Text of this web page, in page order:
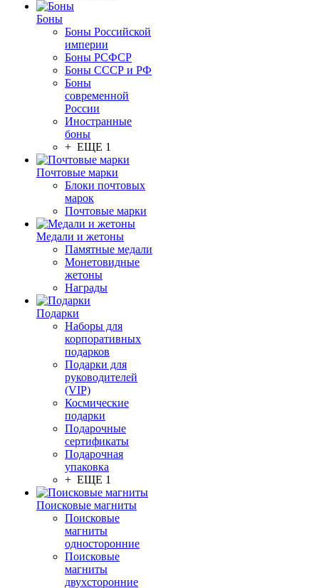
Боны
Боны Российской
империи
Боны РСФСР
Боны СССР и РФ
Боны
современной
России
Иностранные
боны
+ ЕЩЕ 1
Почтовые марки
Блоки почтовых
марок
Почтовые марки
Медали и жетоны
Памятные медали
Монетовидные
жетоны
Награды
Подарки
Наборы для
корпоративных
подарков
Подарки для
руководителей
(VIP)
Космические
подарки
Подарочные
сертификаты
Подарочная
упаковка
+ ЕЩЕ 1
Поисковые магниты
Поисковые
магниты
односторонние
Поисковые
магниты
двухсторонние